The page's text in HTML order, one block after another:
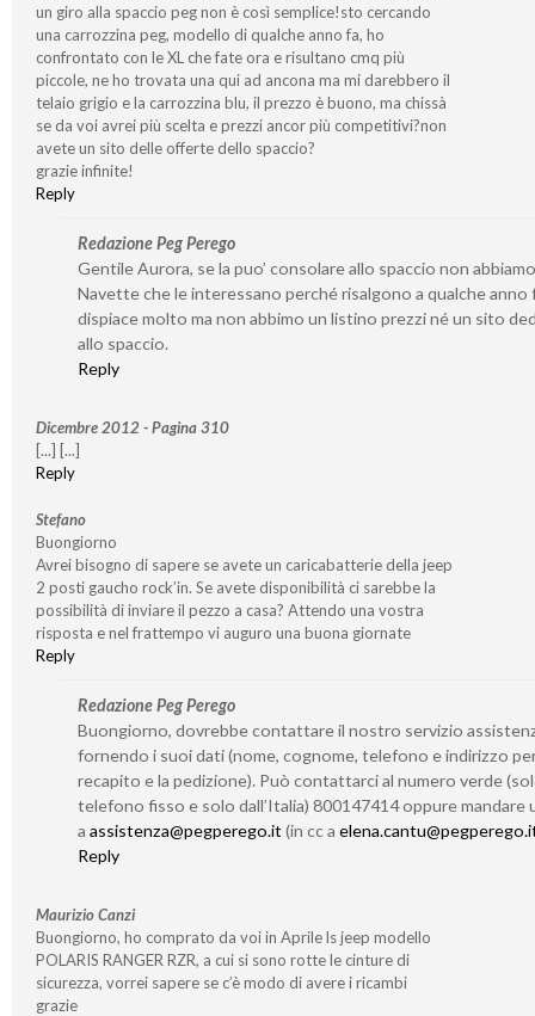
un giro alla spaccio peg non è così semplice!sto cercando
una carrozzina peg, modello di qualche anno fa, ho
confrontato con le XL che fate ora e risultano cmq più
piccole, ne ho trovata una qui ad ancona ma mi darebbero il
telaio grigio e la carrozzina blu, il prezzo è buono, ma chissà
se da voi avrei più scelta e prezzi ancor più competitivi?non
avete un sito delle offerte dello spaccio?
grazie infinite!
Reply
Redazione Peg Perego
Gentile Aurora, se la puo’ consolare allo spaccio non
Navette che le interessano perché risalgono a qualche anno
dispiace molto ma non abbimo un listino prezzi né un sito
allo spaccio.
Reply
Dicembre 2012 - Pagina 310
[...] [...]
Reply
Stefano
Buongiorno
Avrei bisogno di sapere se avete un caricabatterie della jeep
2 posti gaucho rock’in. Se avete disponibilità ci sarebbe la
possibilità di inviare il pezzo a casa? Attendo una vostra
risposta e nel frattempo vi auguro una buona giornate
Reply
Redazione Peg Perego
Buongiorno, dovrebbe contattare il nostro servizio
fornendo i suoi dati (nome, cognome, telefono e indirizzo
recapito e la pedizione). Può contattarci al numero verde
telefono fisso e solo dall’Italia) 800147414 oppure mandare
a assistenza@pegperego.it(in cc a
Reply
Maurizio Canzi
Buongiorno, ho comprato da voi in Aprile ls jeep modello
POLARIS RANGER RZR, a cui si sono rotte le cinture di
sicurezza, vorrei sapere se c’è modo di avere i ricambi
grazie